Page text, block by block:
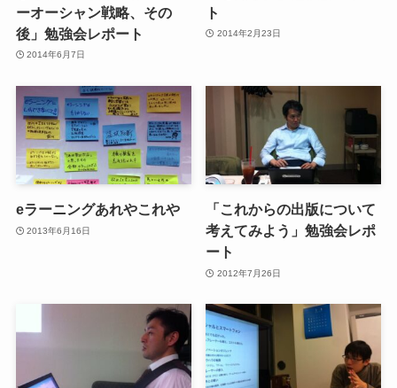
ーオーシャン戦略、その
後」勉強会レポート
2014年6月7日
ト
2014年2月23日
eラーニングあれやこれや
2013年6月16日
「これからの出版について
考えてみよう」勉強会レポ
ート
2012年7月26日